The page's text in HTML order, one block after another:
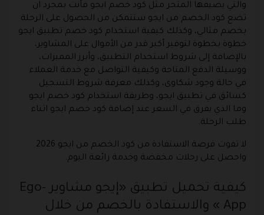
والتي يضيفها المتجر مثل كود خصم ايجو فأنت بمجرد ان
تضع كود الخصم من ايجو ستتمكن من الحصول على الرحلة
بخصم مثالي، وكذلك كيفية استخدام كود خصم تطبيق ايجو
خطوة بخطوة لتوفير أكبر قدر من الأموال على المشاوير،
بالإضافة إلى شروط استخدام التطبيق، وأبرز المميزات،
ووسيلة الدفع المتاحة وكيفية التواصل مع خدمة العملاء
في حالة وجود شكاوى، وكذلك معرفة شروط التسجيل
كسائق في تطبيق ايجو، وطريقة استخدام كود خصم ايجو
وما الذي يفرق في السعر عند إضافة كود خصم ايجو اثناء
طلب الرحلة.
لا تفوت فرصة الاستفادة من كود الخصم من ايجو 2026
واحصل على رحلات مخفضة وخدمة رائعة اليوم.
كيفية تحميل تطبيق «إيجو مشاوير -Ego
App » والاستفادة بالخصم من خلال